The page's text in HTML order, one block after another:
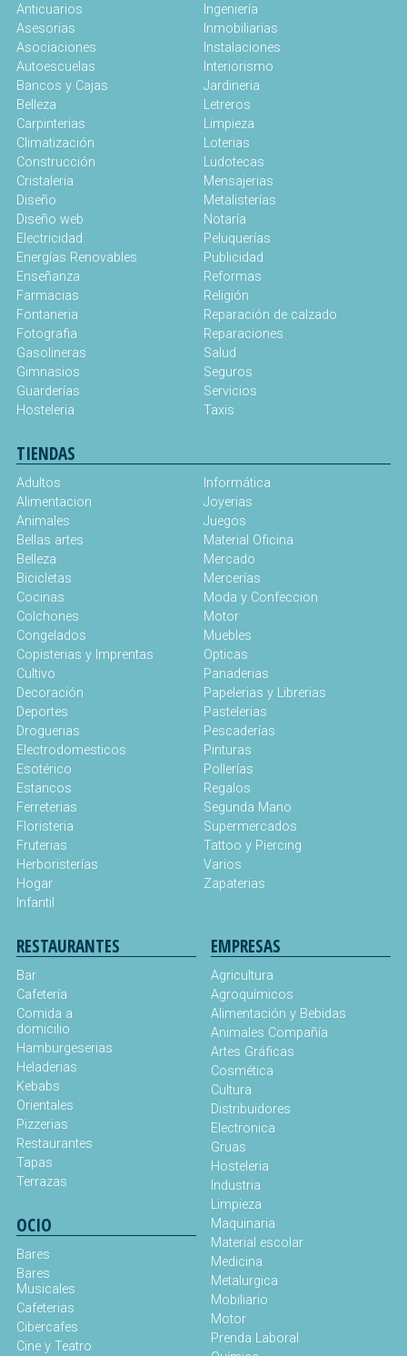
Anticuarios
Asesorias
Asociaciones
Autoescuelas
Bancos y Cajas
Belleza
Carpinterias
Climatización
Construcción
Cristaleria
Diseño
Diseño web
Electricidad
Energías Renovables
Enseñanza
Farmacias
Fontaneria
Fotografia
Gasolineras
Gimnasios
Guarderías
Hosteleria
Ingeniería
Inmobiliarias
Instalaciones
Interiorismo
Jardineria
Letreros
Limpieza
Loterias
Ludotecas
Mensajerias
Metalisterías
Notaría
Peluquerías
Publicidad
Reformas
Religión
Reparación de calzado
Reparaciones
Salud
Seguros
Servicios
Taxis
TIENDAS
Adultos
Alimentacion
Animales
Bellas artes
Belleza
Bicicletas
Cocinas
Colchones
Congelados
Copisterias y Imprentas
Cultivo
Decoración
Deportes
Droguerias
Electrodomesticos
Esotérico
Estancos
Ferreterias
Floristeria
Fruterias
Herboristerías
Hogar
Infantil
Informática
Joyerias
Juegos
Material Oficina
Mercado
Mercerías
Moda y Confeccion
Motor
Muebles
Opticas
Panaderias
Papelerias y Librerias
Pastelerias
Pescaderías
Pinturas
Pollerías
Regalos
Segunda Mano
Supermercados
Tattoo y Piercing
Varios
Zapaterias
RESTAURANTES
Bar
Cafetería
Comida a
domicilio
Hamburgeserias
Heladerias
Kebabs
Orientales
Pizzerias
Restaurantes
Tapas
Terrazas
OCIO
Bares
Bares
Musicales
Cafeterias
Cibercafes
Cine y Teatro
EMPRESAS
Agricultura
Agroquímicos
Alimentación y Bebidas
Animales Compañía
Artes Gráficas
Cosmética
Cultura
Distribuidores
Electronica
Gruas
Hosteleria
Industria
Limpieza
Maquinaria
Material escolar
Medicina
Metalurgica
Mobiliario
Motor
Prenda Laboral